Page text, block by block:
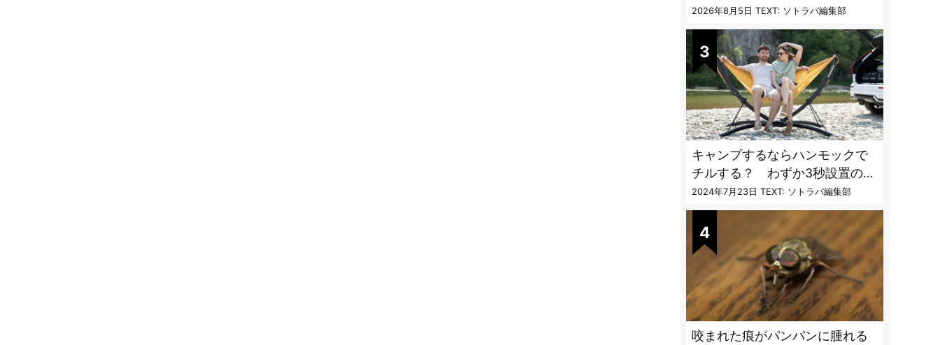
PV5」専用ベッドキット登場
2026年8月5日 TEXT: ソトラバ編集部
キャンプするならハンモックで
チルする？ わずか3秒設置の本
格派ハンモックスタンドが機能
的過ぎる
2024年7月23日 TEXT: ソトラバ編集部
咬まれた痕がパンパンに腫れる